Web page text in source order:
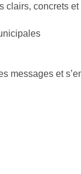
clairs, concrets
messages et